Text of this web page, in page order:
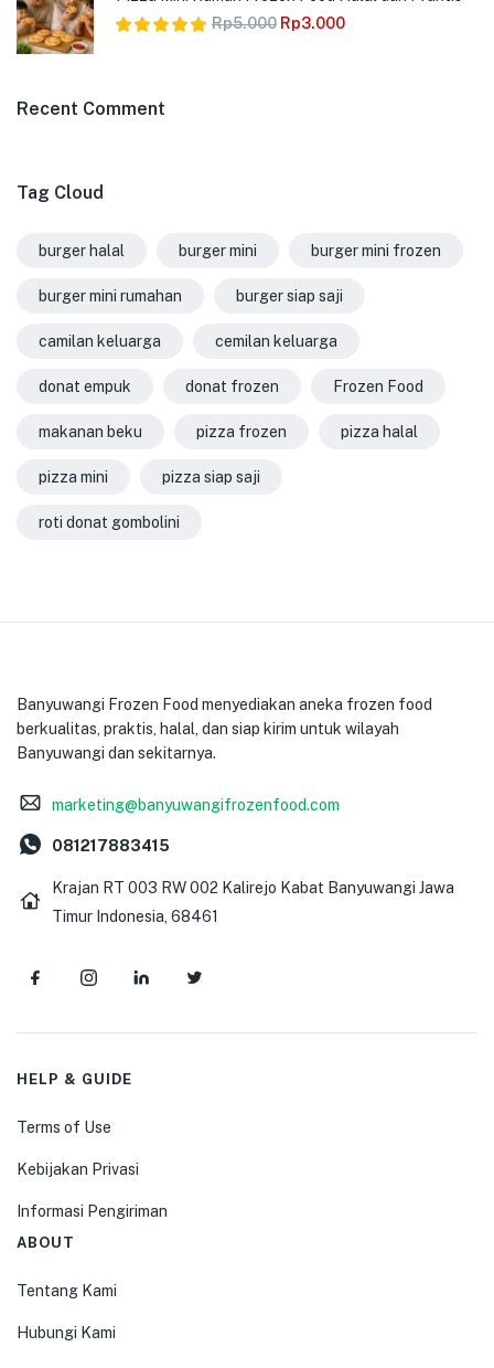
Rp5.000 Rp3.000
Recent Comment
Tag Cloud
burger halal burger mini burger mini frozen
burger mini rumahan burger siap saji
camilan keluarga cemilan keluarga
donat empuk donat frozen Frozen Food
makanan beku pizza frozen pizza halal
pizza mini pizza siap saji
roti donat gombolini
Banyuwangi Frozen Food menyediakan aneka frozen food
berkualitas, praktis, halal, dan siap kirim untuk wilayah
Banyuwangi dan sekitarnya.
marketing@banyuwangifrozenfood.com
081217883415
Krajan RT 003 RW 002 Kalirejo Kabat Banyuwangi Jawa
Timur Indonesia, 68461
HELP & GUIDE
Terms of Use
Kebijakan Privasi
Informasi Pengiriman
ABOUT
Tentang Kami
Hubungi Kami